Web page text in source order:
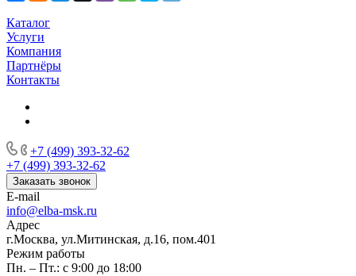
Каталог
Услуги
Компания
Партнёры
Контакты
+7 (499) 393-32-62
+7 (499) 393-32-62
Заказать звонок
E-mail
info@elba-msk.ru
Адрес
г.Москва, ул.Митинская, д.16, пом.401
Режим работы
Пн. – Пт.: с 9:00 до 18:00